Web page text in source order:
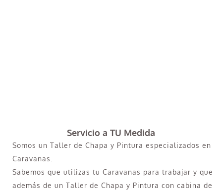
Servicio a TU Medida
Somos un Taller de Chapa y Pintura especializados en
Caravanas.
Sabemos que utilizas tu Caravanas para trabajar y que
además de un Taller de Chapa y Pintura con cabina de